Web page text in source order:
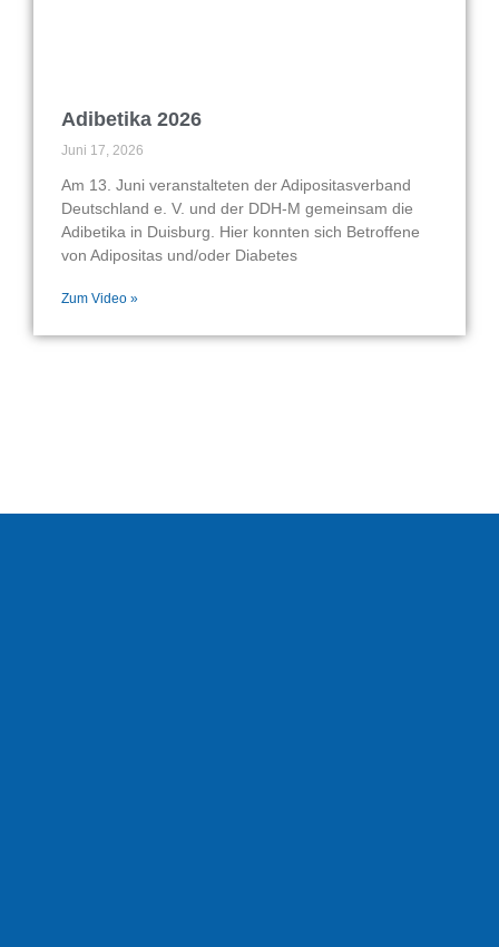
Adibetika 2026
Juni 17, 2026
Am 13. Juni veranstalteten der Adipositasverband
Deutschland e. V. und der DDH-M gemeinsam die
Adibetika in Duisburg. Hier konnten sich Betroffene
von Adipositas und/oder Diabetes
Zum Video »